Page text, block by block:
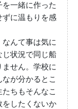
一緒に作った
ずに温もりを感
んて事は気に
じ状況で同じ船
せん。学校に
が分かるとこ
ちもそんなこ
をしたくないか